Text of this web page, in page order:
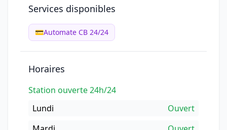
Services disponibles
💳Automate CB 24/24
Horaires
Station ouverte 24h/24
Lundi
Ouvert